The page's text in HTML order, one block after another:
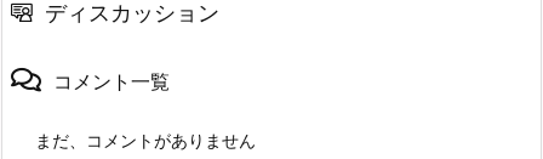
ディスカッション
コメント一覧
まだ、コメントがありません